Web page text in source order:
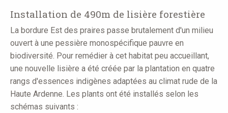
Installation de 490m de lisière forestière
La bordure Est des praires passe brutalement d'un milieu
ouvert à une pessière monospécifique pauvre en
biodiversité. Pour remédier à cet habitat peu accueillant,
une nouvelle lisière a été créée par la plantation en quatre
rangs d'essences indigènes adaptées au climat rude de la
Haute Ardenne. Les plants ont été installés selon les
schémas suivants :